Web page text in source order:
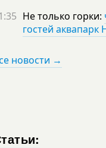
Не только горки:
гостей аквапарк
новости →